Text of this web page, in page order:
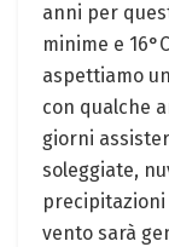
anni per
minime e
aspettiamo
con qualche
giorni
soleggiate,
precipitazioni
vento sarà